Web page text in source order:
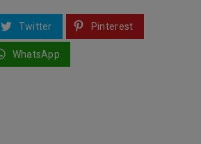
Twitter Pinterest
WhatsApp